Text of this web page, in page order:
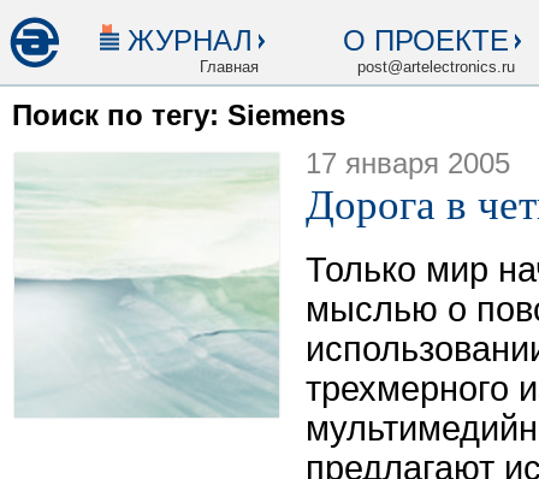
ЖУРНАЛ
Главная
О ПРОЕКТЕ
post@artelectronics.ru
Поиск по тегу: Siemens
17 января 2005
Дорога в
Только мир
мыслью о
трехмерного
предлагают